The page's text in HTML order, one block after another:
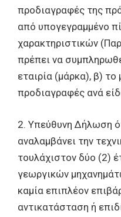
προδιαγραφές της
από υπογεγραμμένο
χαρακτηριστικών
πρέπει να
εταιρία (μάρκα), β) το
προδιαγραφές ανά
2. Υπεύθυνη Δήλωση
αναλαμβάνει την
τουλάχιστον δύο (2)
γεωργικών
καμία επιπλέον
αντικατάσταση ή